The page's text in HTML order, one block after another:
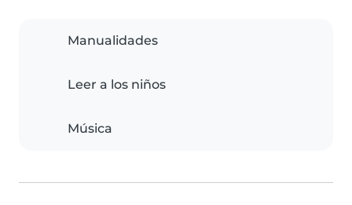
Manualidades
Leer a los niños
Música